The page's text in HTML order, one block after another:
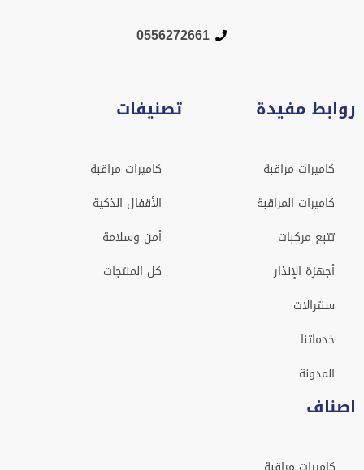
0556272661
روابط مفيدة
كاميرات مراقبة
كاميرات المراقبة
تتبع مركبات
أجهزة الإنذار
سنترالات
خدماتنا
المدونة
تصنيفات
كاميرات مراقبة
الأقفال الذكية
أمن وسلامة
كل المنتجات
اصناف